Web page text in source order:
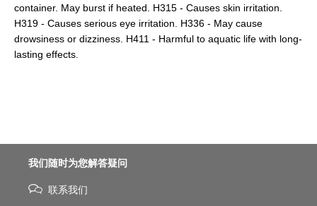
container. May burst if heated. H315 - Causes skin irritation.
H319 - Causes serious eye irritation. H336 - May cause
drowsiness or dizziness. H411 - Harmful to aquatic life with long-
lasting effects.
我们随时为您解答疑问
联系我们